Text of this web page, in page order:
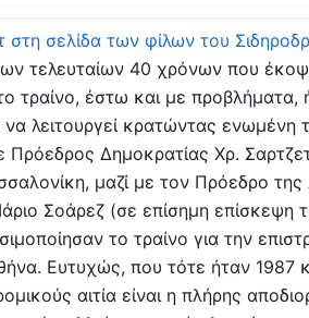
στη σελίδα των φίλων του
τελευταίων 40 χρόνων που
τραίνο, έστω και με προβλήματα,
λειτουργεί κρατώντας ενωμένη
Πρόεδρος Δημοκρατίας Χρ.
μαζί με τον Πρόεδρο της
Σοάρεζ (σε επίσημη επίσκεψη
το τραίνο για την
Ευτυχώς, που τότε ήταν 1987
αιτία είναι η πλήρης